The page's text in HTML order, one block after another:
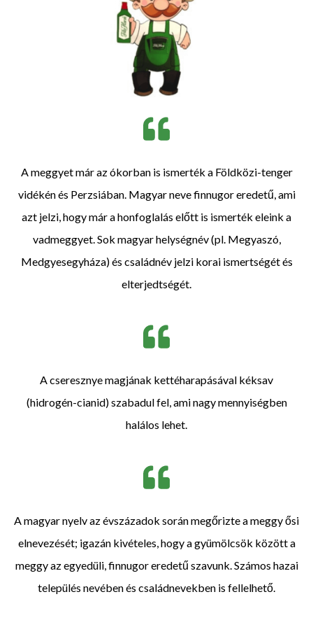
A meggyet már az ókorban is ismerték a Földközi-tenger
vidékén és Perzsiában. Magyar neve finnugor eredetű, ami
azt jelzi, hogy már a honfoglalás előtt is ismerték eleink a
vadmeggyet. Sok magyar helységnév (pl. Megyaszó,
Medgyesegyháza) és családnév jelzi korai ismertségét és
elterjedtségét.
A cseresznye magjának kettéharapásával kéksav
(hidrogén-cianid) szabadul fel, ami nagy mennyiségben
halálos lehet.
A magyar nyelv az évszázadok során megőrizte a meggy ősi
elnevezését; igazán kivételes, hogy a gyümölcsök között a
meggy az egyedüli, finnugor eredetű szavunk. Számos hazai
település nevében és családnevekben is fellelhető.​